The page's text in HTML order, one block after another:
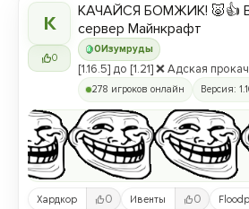
К
0
0 Изумруды
КАЧАЙСЯ БОМЖИК! 🐷👍
сервер Майнкрафт
[1.16.5] до [1.21] ❌ Адская
278 игроков онлайн Версия:
Хардкор 0 Ивенты 0